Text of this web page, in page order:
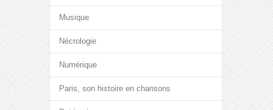
Musique
Nécrologie
Numérique
Paris, son histoire en chansons